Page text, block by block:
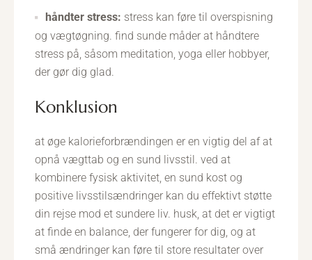
håndter stress: stress kan føre til overspisning
og vægtøgning. find sunde måder at håndtere
stress på, såsom meditation, yoga eller hobbyer,
der gør dig glad.
konklusion
at øge kalorieforbrændingen er en vigtig del af at
opnå vægttab og en sund livsstil. ved at
kombinere fysisk aktivitet, en sund kost og
positive livsstilsændringer kan du effektivt støtte
din rejse mod et sundere liv. husk, at det er vigtigt
at finde en balance, der fungerer for dig, og at
små ændringer kan føre til store resultater over